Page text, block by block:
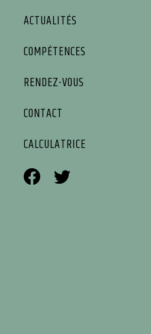
ACTUALITÉS
COMPÉTENCES
RENDEZ-VOUS
CONTACT
CALCULATRICE